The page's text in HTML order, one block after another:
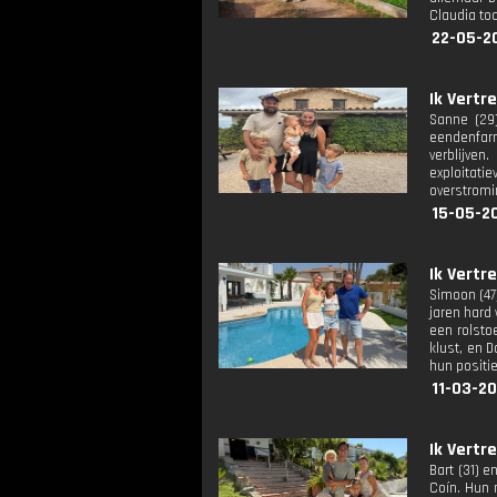
Claudia
22-05-
Ik
Sanne
15-05-
Ik
Simoon
jaren hard
een
klust, en
hun
11-03-
Ik
Bart (31)
Coín.